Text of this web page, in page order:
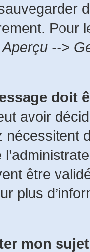
Pour
Aperçu -->
doit
avoir
être
plus
mon